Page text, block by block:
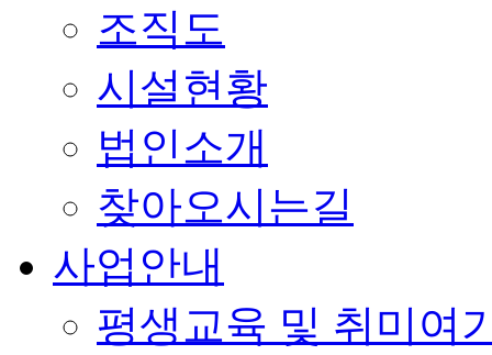
조직도
시설현황
법인소개
찾아오시는길
사업안내
평생교육 및 취미여